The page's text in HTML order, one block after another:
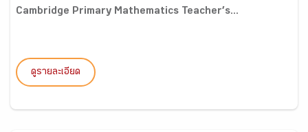
Cambridge Primary Mathematics Teacher’s...
ดูรายละเอียด